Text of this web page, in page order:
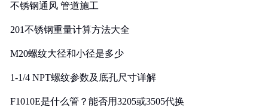
不锈钢通风 管道施工
201不锈钢重量计算方法大全
M20螺纹大径和小径是多少
1-1/4 NPT螺纹参数及底孔尺寸详解
F1010E是什么管？能否用3205或3505代换